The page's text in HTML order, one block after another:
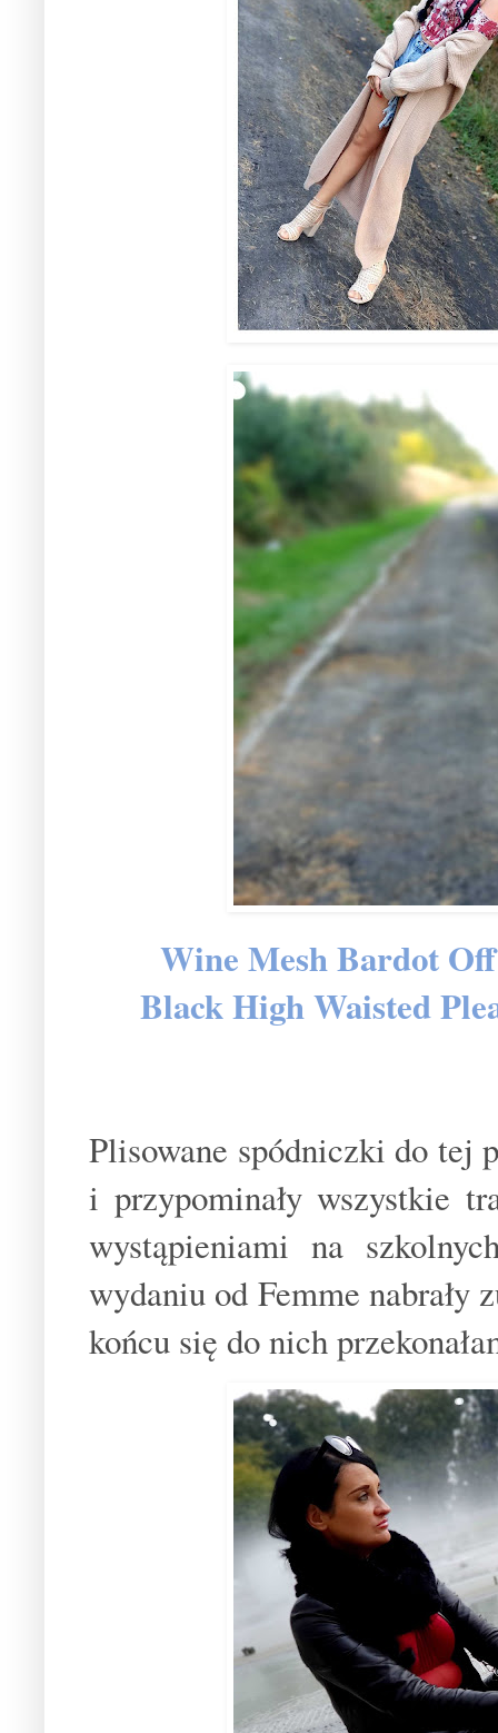
Wine Mesh Bardot
Black High Waisted
Plisowane spódniczki do tej
i przypominały wszystkie
wystąpieniami na
wydaniu od Femme nabrały
końcu się do nich